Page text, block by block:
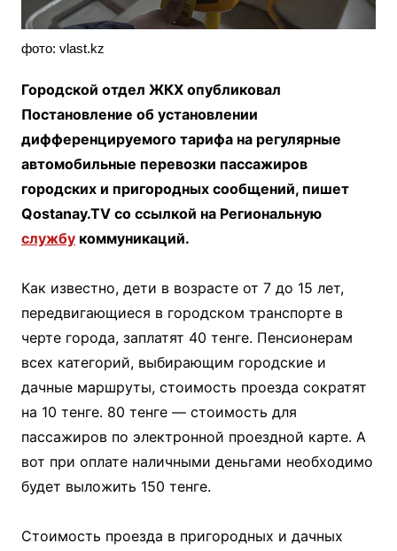
фото: vlast.kz
Городской отдел ЖКХ опубликовал
Постановление об установлении
дифференцируемого тарифа на регулярные
автомобильные перевозки пассажиров
городских и пригородных сообщений, пишет
Qostanay.TV со ссылкой на Региональную
службукоммуникаций.
Как известно, дети в возрасте от 7 до 15 лет,
передвигающиеся в городском транспорте в
черте города, заплатят 40 тенге. Пенсионерам
всех категорий, выбирающим городские и
дачные маршруты, стоимость проезда сократят
на 10 тенге. 80 тенге — стоимость для
пассажиров по электронной проездной карте. А
вот при оплате наличными деньгами необходимо
будет выложить 150 тенге.
Стоимость проезда в пригородных и дачных